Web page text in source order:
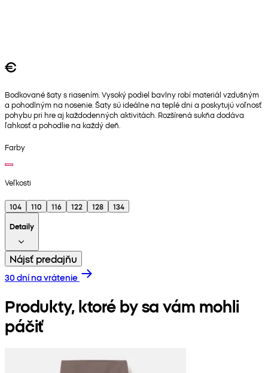
€
Bodkované šaty s riasením. Vysoký podiel bavlny robí materiál vzdušným
a pohodlným na nosenie. Šaty sú ideálne na teplé dni a poskytujú voľnosť
pohybu pri hre aj každodenných aktivitách. Rozšírená sukňa dodáva
ľahkosť a pohodlie na každý deň.
Farby
Veľkosti
104 110 116 122 128
134
Detaily
Nájsť predajňu
30 dní na vrátenie
Produkty, ktoré by sa vám mohli
páčiť